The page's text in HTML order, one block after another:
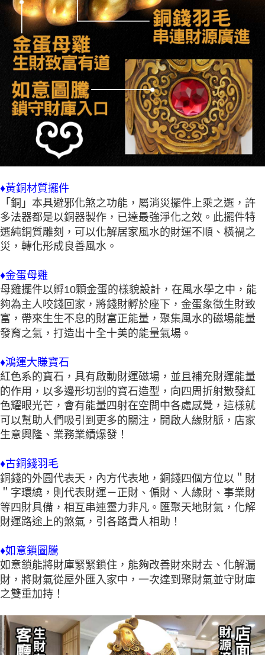
♦黃銅材質擺件
「銅」本具避邪化煞之功能，屬消災擺件上乘之選，許
多法器都是以銅器製作，已達最強淨化之效。此擺件特
選純銅質雕刻，可以化解居家風水的財運不順、橫禍之
災，轉化形成良善風水。
♦金蛋母雞
母雞擺件以孵10顆金蛋的樣貌設計，在風水學之中，能
夠為主人咬錢回家，將錢財孵於座下，金蛋象徵生財致
富，帶來生生不息的財富正能量，聚集風水的磁場能量
發育之氣，打造出十全十美的能量氣場。
♦鴻運大賺寶石
紅色系的寶石，具有啟動財運磁場，並且補充財運能量
的作用，以多邊形切割的寶石造型，向四周折射散發紅
色耀眼光芒，會有能量四射在空間中各處感覺，這樣就
可以幫助人們吸引到更多的關注，開啟人緣財脈，店家
生意興隆、業務業績爆發！
♦古銅錢羽毛
銅錢的外圓代表天，內方代表地，銅錢四個方位以＂財
＂字環繞，則代表財運－正財、偏財、人緣財、事業財
等四財具備，相互串連靈力非凡。匯聚天地財氣，化解
財運路途上的煞氣，引各路貴人相助！
♦如意鎖圖騰
如意鎖能將財庫緊緊鎖住，能夠改善財來財去、化解漏
財，將財氣從屋外匯入家中，一次達到聚財氣並守財庫
之雙重加持！